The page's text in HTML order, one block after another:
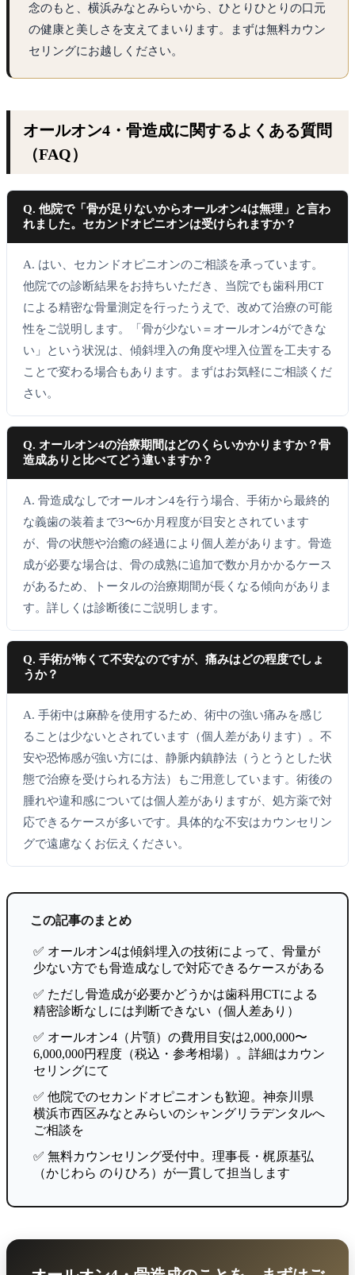
念のもと、横浜みなとみらいから、ひとりひとりの口元
の健康と美しさを支えてまいります。まずは無料カウン
セリングにお越しください。
オールオン4・骨造成に関するよくある質問
（FAQ）
Q. 他院で「骨が足りないからオールオン4は無理」と言わ
れました。セカンドオピニオンは受けられますか？
A. はい、セカンドオピニオンのご相談を承っています。
他院での診断結果をお持ちいただき、当院でも歯科用CT
による精密な骨量測定を行ったうえで、改めて治療の可能
性をご説明します。「骨が少ない＝オールオン4ができな
い」という状況は、傾斜埋入の角度や埋入位置を工夫する
ことで変わる場合もあります。まずはお気軽にご相談くだ
さい。
Q. オールオン4の治療期間はどのくらいかかりますか？骨
造成ありと比べてどう違いますか？
A. 骨造成なしでオールオン4を行う場合、手術から最終的
な義歯の装着まで3〜6か月程度が目安とされています
が、骨の状態や治癒の経過により個人差があります。骨造
成が必要な場合は、骨の成熟に追加で数か月かかるケース
があるため、トータルの治療期間が長くなる傾向がありま
す。詳しくは診断後にご説明します。
Q. 手術が怖くて不安なのですが、痛みはどの程度でしょ
うか？
A. 手術中は麻酔を使用するため、術中の強い痛みを感じ
ることは少ないとされています（個人差があります）。不
安や恐怖感が強い方には、静脈内鎮静法（うとうとした状
態で治療を受けられる方法）もご用意しています。術後の
腫れや違和感については個人差がありますが、処方薬で対
応できるケースが多いです。具体的な不安はカウンセリン
グで遠慮なくお伝えください。
この記事のまとめ
✅ オールオン4は傾斜埋入の技術によって、骨量が
少ない方でも骨造成なしで対応できるケースがある
✅ ただし骨造成が必要かどうかは歯科用CTによる
精密診断なしには判断できない（個人差あり）
✅ オールオン4（片顎）の費用目安は2,000,000〜
6,000,000円程度（税込・参考相場）。詳細はカウン
セリングにて
✅ 他院でのセカンドオピニオンも歓迎。神奈川県
横浜市西区みなとみらいのシャングリラデンタルへ
ご相談を
✅ 無料カウンセリング受付中。理事長・梶原基弘
（かじわら のりひろ）が一貫して担当します